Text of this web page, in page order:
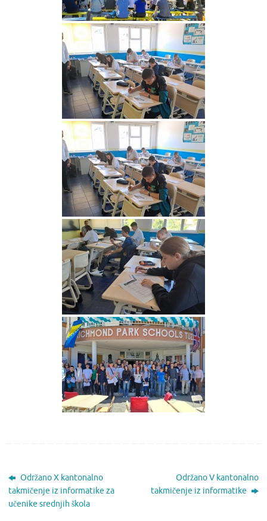
Održano X kantonalno
takmičenje iz informatike za
učenike srednjih škola
Održano V kantonalno
takmičenje iz informatike